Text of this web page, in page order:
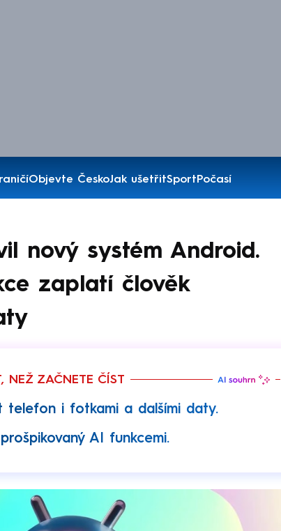
Objevte ČeskoJak ušetřitSportPočasí
nový systém Android.
zaplatí člověk
NEŽ ZAČNETE ČÍST
telefon i fotkami a dalšími daty.
AI funkcemi.